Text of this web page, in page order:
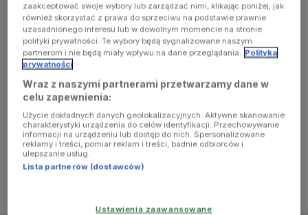
(see the
browser
console for
more
information)
zaakceptować swoje wybory lub zarządzać nimi, klikając poniżej, jak
również skorzystać z prawa do sprzeciwu na podstawie prawnie
uzasadnionego interesu lub w dowolnym momencie na stronie
polityki prywatności. Te wybory będą sygnalizowane naszym
partnerom i nie będą miały wpływu na dane przeglądania. Polityka
prywatności
Wraz z naszymi partnerami przetwarzamy dane w
celu zapewnienia:
Użycie dokładnych danych geolokalizacyjnych. Aktywne skanowanie
charakterystyki urządzenia do celów identyfikacji. Przechowywanie
informacji na urządzeniu lub dostęp do nich. Spersonalizowane
reklamy i treści, pomiar reklam i treści, badnie odbiorców i
ulepszanie usług.
Lista partnerów (dostawców)
Ustawienia zaawansowane